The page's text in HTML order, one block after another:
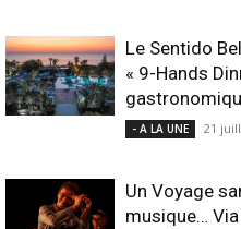
Le Sentido
« 9-Hands
- A LA UNE 21
Un Voyage
musique…